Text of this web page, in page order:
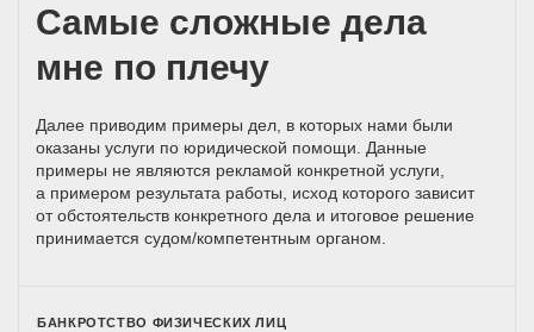
Самые сложные дела
мне по плечу
Далее приводим примеры дел, в которых нами были
оказаны услуги по юридической помощи. Данные
примеры не являются рекламой конкретной услуги,
а примером результата работы, исход которого зависит
от обстоятельств конкретного дела и итоговое решение
принимается судом/компетентным органом.
БАНКРОТСТВО ФИЗИЧЕСКИХ ЛИЦ